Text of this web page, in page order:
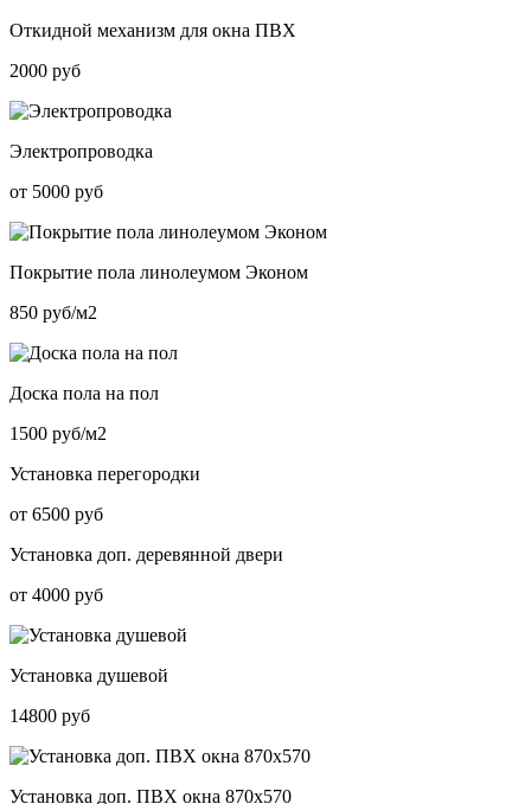
Откидной механизм для окна ПВХ
2000 руб
Электропроводка
от 5000 руб
Покрытие пола линолеумом Эконом
850 руб/м2
Доска пола на пол
1500 руб/м2
Установка перегородки
от 6500 руб
Установка доп. деревянной двери
от 4000 руб
Установка душевой
14800 руб
Установка доп. ПВХ окна 870х570